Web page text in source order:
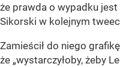
że prawda o wypadku jest
Sikorski w kolejnym
Zamieścił do niego
że „wystarczyłoby, żeby